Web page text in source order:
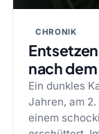
CHRONIK
nach
Ein dunkles
Jahren, am
einem